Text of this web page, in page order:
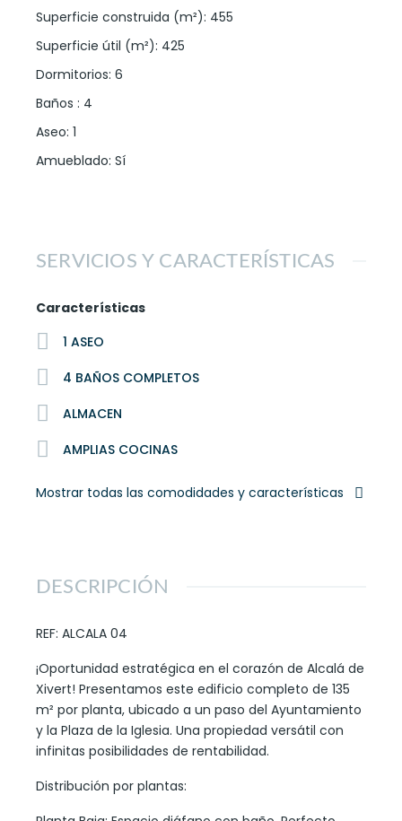
Superficie construida (m²): 455
Superficie útil (m²): 425
Dormitorios: 6
Baños : 4
Aseo: 1
Amueblado: Sí
SERVICIOS Y CARACTERÍSTICAS
Características
1 ASEO
4 BAÑOS COMPLETOS
ALMACEN
AMPLIAS COCINAS
Mostrar todas las comodidades y características
DESCRIPCIÓN
REF: ALCALA 04
¡Oportunidad estratégica en el corazón de Alcalá de
Xivert! Presentamos este edificio completo de 135
m² por planta, ubicado a un paso del Ayuntamiento
y la Plaza de la Iglesia. Una propiedad versátil con
infinitas posibilidades de rentabilidad.
Distribución por plantas: